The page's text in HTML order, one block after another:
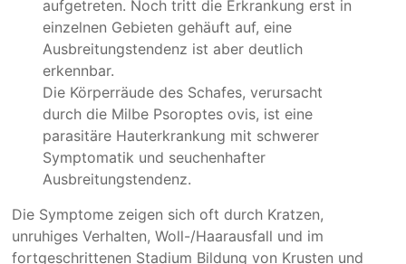
aufgetreten. Noch tritt die Erkrankung erst in
einzelnen Gebieten gehäuft auf, eine
Ausbreitungstendenz ist aber deutlich
erkennbar.
Die Körperräude des Schafes, verursacht
durch die Milbe Psoroptes ovis, ist eine
parasitäre Hauterkrankung mit schwerer
Symptomatik und seuchenhafter
Ausbreitungstendenz.
Die Symptome zeigen sich oft durch Kratzen,
unruhiges Verhalten, Woll-/Haarausfall und im
fortgeschrittenen Stadium Bildung von Krusten und